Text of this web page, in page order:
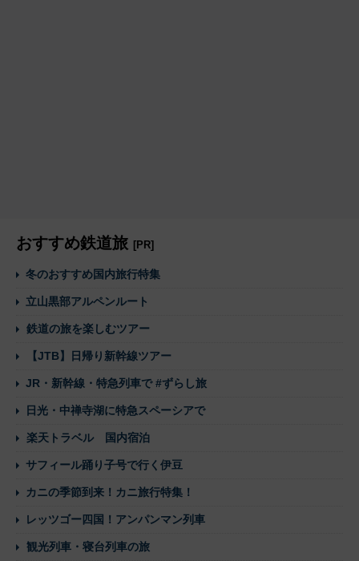
おすすめ鉄道旅 [PR]
冬のおすすめ国内旅行特集
立山黒部アルペンルート
鉄道の旅を楽しむツアー
【JTB】日帰り新幹線ツアー
JR・新幹線・特急列車で #ずらし旅
日光・中禅寺湖に特急スペーシアで
楽天トラベル 国内宿泊
サフィール踊り子号で行く伊豆
カニの季節到来！カニ旅行特集！
レッツゴー四国！アンパンマン列車
観光列車・寝台列車の旅